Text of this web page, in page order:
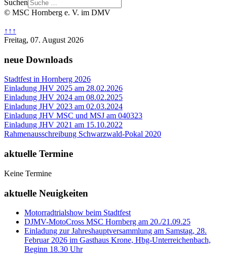
Suchen
© MSC Hornberg e. V. im DMV
↑↑↑
Freitag, 07. August 2026
neue Downloads
Stadtfest in Hornberg 2026
Einladung JHV 2025 am 28.02.2026
Einladung JHV 2024 am 08.02.2025
Einladung JHV 2023 am 02.03.2024
Einladung JHV MSC und MSJ am 040323
Einladung JHV 2021 am 15.10.2022
Rahmenausschreibung Schwarzwald-Pokal 2020
aktuelle Termine
Keine Termine
aktuelle Neuigkeiten
Motorradtrialshow beim Stadtfest
DJMV-MotoCross MSC Hornberg am 20./21.09.25
Einladung zur Jahreshauptversammlung am Samstag, 28.
Februar 2026 im Gasthaus Krone, Hbg-Unterreichenbach,
Beginn 18.30 Uhr